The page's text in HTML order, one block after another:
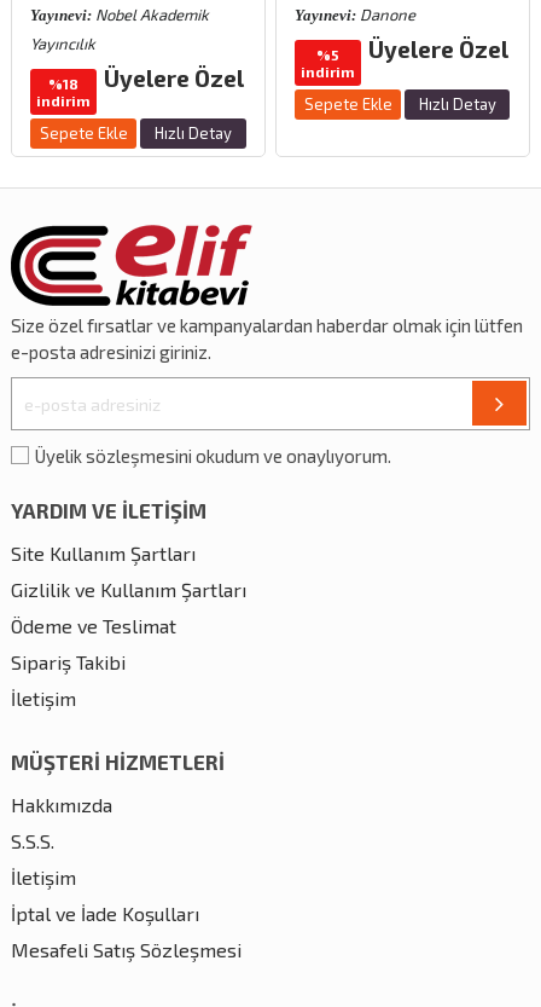
Yayınevi: Nobel Akademik
Yayıncılık
%18
indirim
Üyelere Özel
Sepete Ekle Hızlı Detay
Yayınevi: Danone
%5
indirim
Üyelere Özel
Sepete Ekle Hızlı Detay
Size özelfırsatlarve kampanyalardan haberdar olmak için lütfen
e-posta adresinizi giriniz.
Üyelik sözleşmesini okudum ve onaylıyorum.
YARDIM VE İLETİŞİM
Site Kullanım Şartları
Gizlilik ve Kullanım Şartları
Ödeme ve Teslimat
Sipariş Takibi
İletişim
MÜŞTERİ HİZMETLERİ
Hakkımızda
S.S.S.
İletişim
İptal ve İade Koşulları
Mesafeli Satış Sözleşmesi